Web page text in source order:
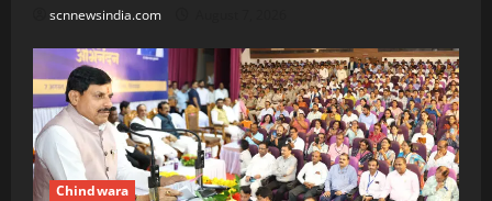
scnnewsindia.com
Chindwara